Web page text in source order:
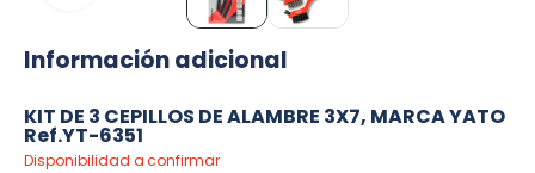
Información adicional
KIT DE 3 CEPILLOS DE ALAMBRE 3X7, MARCA YATO
Ref.YT-6351
Disponibilidad a confirmar